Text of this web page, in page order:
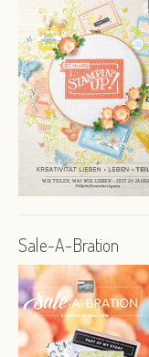
Sale-A-Bration